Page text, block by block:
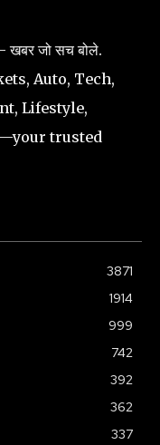
जो सच बोले.
Auto, Tech,
Lifestyle,
trusted
3871
1914
999
742
392
362
337